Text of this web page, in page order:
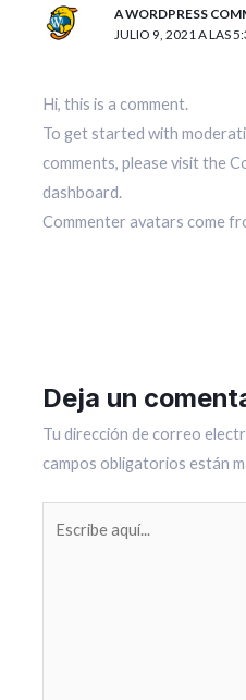
A WORDPRESS
JULIO 9, 2021 A LAS
Hi, this is a comment.
To get started with
comments, please visit the
dashboard.
Commenter avatars come
Deja un
Tu dirección de correo
campos obligatorios están